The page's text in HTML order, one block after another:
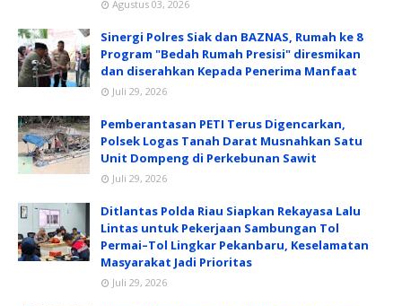
Agustus 03, 2026
Sinergi Polres Siak dan BAZNAS, Rumah ke 8
Program "Bedah Rumah Presisi" diresmikan
dan diserahkan Kepada Penerima Manfaat
Juli 29, 2026
Pemberantasan PETI Terus Digencarkan,
Polsek Logas Tanah Darat Musnahkan Satu
Unit Dompeng di Perkebunan Sawit
Juli 29, 2026
Ditlantas Polda Riau Siapkan Rekayasa Lalu
Lintas untuk Pekerjaan Sambungan Tol
Permai–Tol Lingkar Pekanbaru, Keselamatan
Masyarakat Jadi Prioritas
Juli 29, 2026